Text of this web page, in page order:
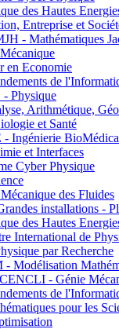
des Hautes
Entreprise et
- Mathématiques
en Economie
de
Physique
Arithmétique,
et Santé
Ingénierie
et Interfaces
Cyber Physique
des Fluides
installations -
des Hautes
International de
par Recherche
Modélisation
- Génie
de
pour les